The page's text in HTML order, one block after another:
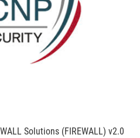
Solutions (FIREWALL) v2.0